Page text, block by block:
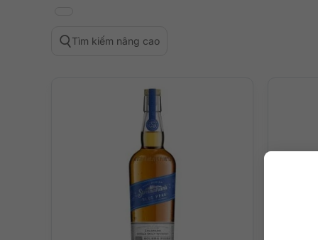
Tìm kiếm nâng cao